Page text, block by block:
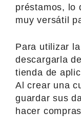
préstamos, lo
muy versátil
Para utilizar
descargarla
tienda de
Al crear una
guardar sus
hacer